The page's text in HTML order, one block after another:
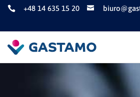
 +48 14 635 15 20 